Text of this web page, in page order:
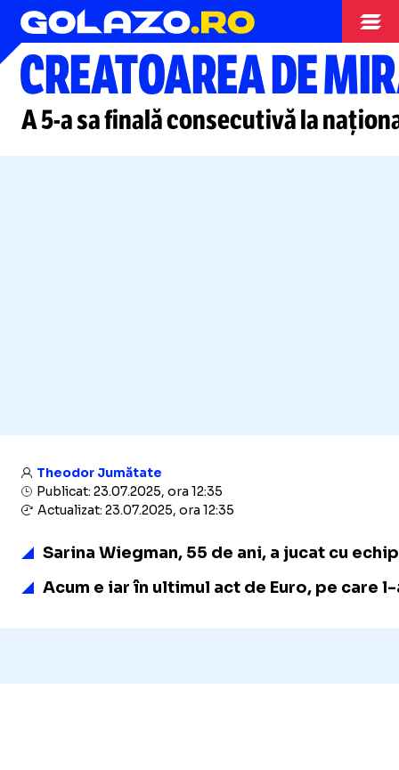
Fotbal feminin
CREATOAREA DE
A5-asa finală consecutivă la
Theodor Jumătate
Publicat: 23.07.2025, ora 12:35
Actualizat: 23.07.2025, ora 12:35
Sarina Wiegman, 55 de ani, a jucat cu
Acum e iar în ultimul act de Euro, pe care